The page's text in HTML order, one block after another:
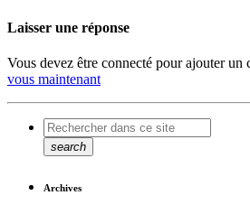
Laisser une réponse
Vous devez être connecté pour ajouter un
vous maintenant
search
Archives